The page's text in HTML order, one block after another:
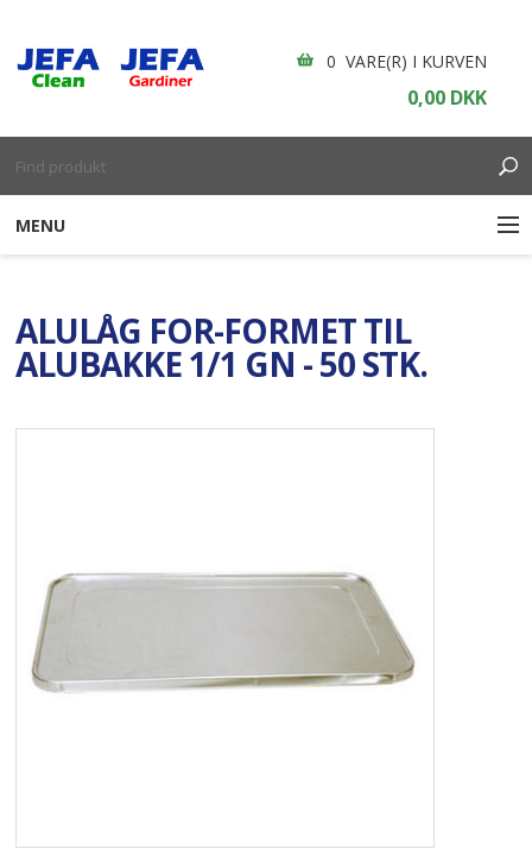
0 VARE(R) I KURVEN
0,00 DKK
MENU
ENGANGSARTIKLER
IKKE FRAGTFRI
TILBUD
FORSIDE
ALULÅG FOR-FORMET TIL
ALUBAKKE 1/1 GN - 50 STK.